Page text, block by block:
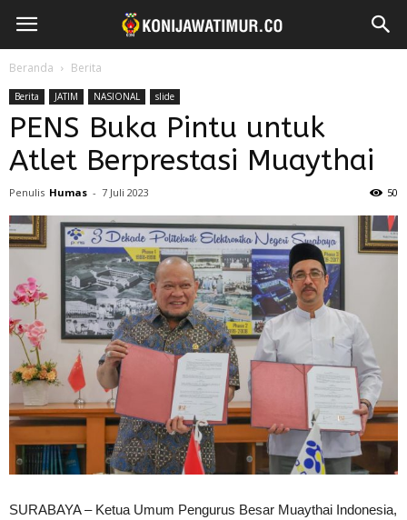
Beranda Berita
Berita JATIM NASIONAL slide
PENS Buka Pintu untuk
Atlet Berprestasi Muaythai
Penulis Humas - 7 Juli 2023 50
SURABAYA – Ketua Umum Pengurus Besar Muaythai Indonesia,